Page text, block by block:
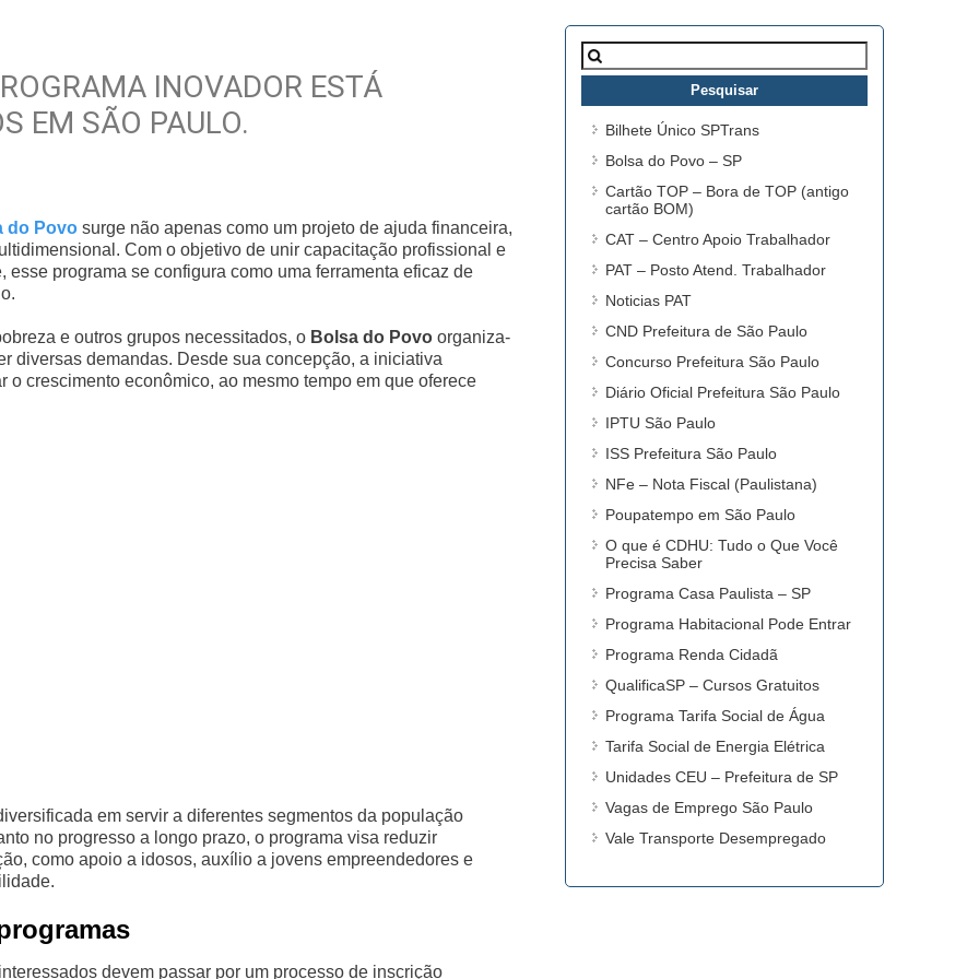
INOVADOR ESTÁ
EM SÃO PAULO.
do Povo surge não apenas como um projeto de ajuda financeira,
Com o objetivo de unir capacitação profissional e
programa se configura como uma ferramenta eficaz de
e outros grupos necessitados, o Bolsa do Povo organiza-
diversas demandas. Desde sua concepção, a iniciativa
crescimento econômico, ao mesmo tempo em que oferece
em servir a diferentes segmentos da população
no progresso a longo prazo, o programa visa reduzir
como apoio a idosos, auxílio a jovens empreendedores e
devem passar por um processo de inscrição
Pesquisar
por:
Bilhete Único SPTrans
Bolsa do Povo – SP
Cartão TOP – Bora de TOP (antigo
cartão BOM)
CAT – Centro Apoio Trabalhador
PAT – Posto Atend. Trabalhador
Noticias PAT
CND Prefeitura de São Paulo
Concurso Prefeitura São Paulo
Diário Oficial Prefeitura São Paulo
IPTU São Paulo
ISS Prefeitura São Paulo
NFe – Nota Fiscal (Paulistana)
Poupatempo em São Paulo
O que é CDHU: Tudo o Que Você
Precisa Saber
Programa Casa Paulista – SP
Programa Habitacional Pode Entrar
Programa Renda Cidadã
QualificaSP – Cursos Gratuitos
Programa Tarifa Social de Água
Tarifa Social de Energia Elétrica
Unidades CEU – Prefeitura de SP
Vagas de Emprego São Paulo
Vale Transporte Desempregado